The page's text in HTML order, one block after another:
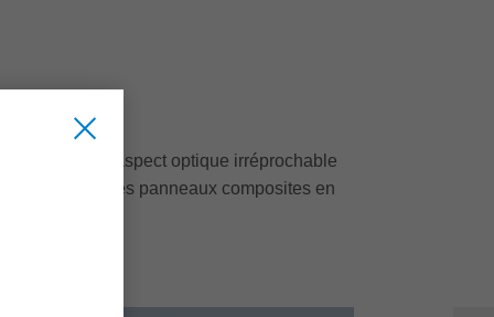
flexibles. Un aspect optique irréprochable
sans erreur des panneaux composites en